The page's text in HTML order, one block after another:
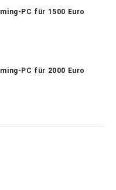
PC für 1500 Euro
PC für 2000 Euro